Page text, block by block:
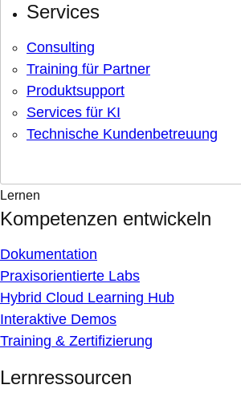
Services
Consulting
Training für Partner
Produktsupport
Services für KI
Technische Kundenbetreuung
Lernen
Kompetenzen entwickeln
Dokumentation
Praxisorientierte Labs
Hybrid Cloud Learning Hub
Interaktive Demos
Training & Zertifizierung
Lernressourcen